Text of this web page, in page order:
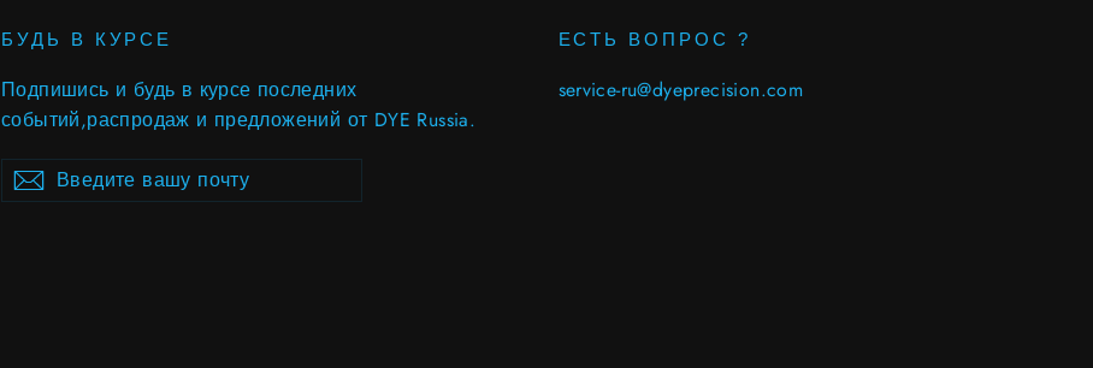
БУДЬ В КУРСЕ
Подпишись и будь в курсе последних
событий,распродаж и предложений от DYE Russia.
Введите
вашу
SubscribeSubscribe
ЕСТЬ ВОПРОС ?
service-ru@dyeprecision.com